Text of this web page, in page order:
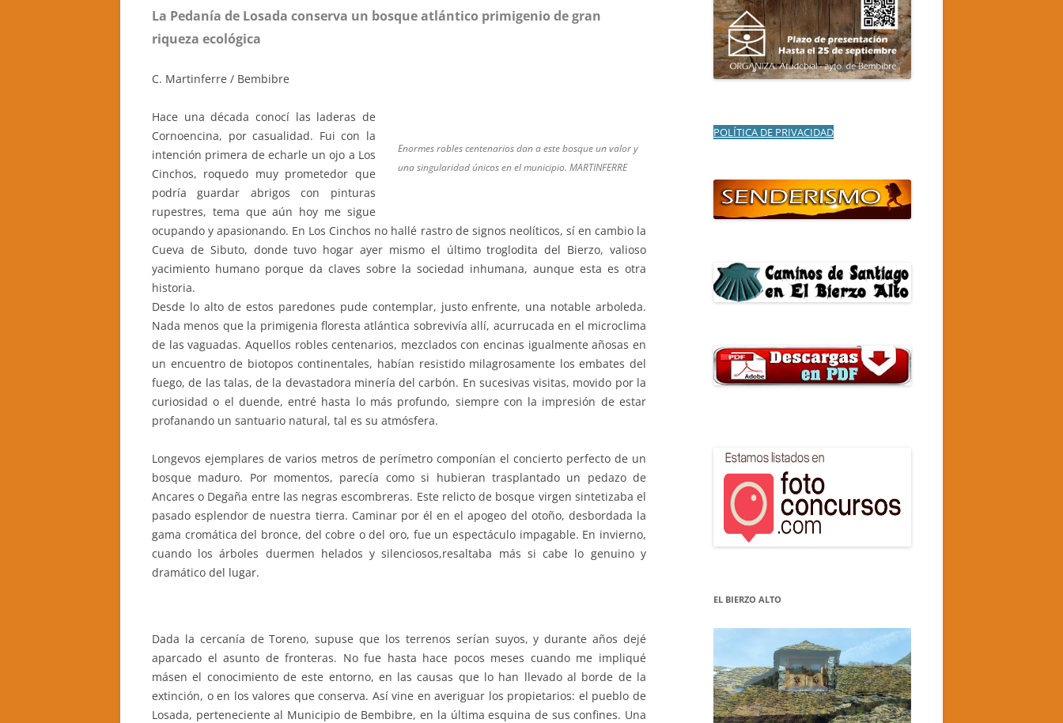
CASA RURAL LA CANDEA
HOTEL RURAL EL VERDENAL
CASA RURAL AURORA
La Pedanía de Losada conserva un bosque atlántico primigenio de gran
riqueza ecológica
C. Martinferre / Bembibre
Enormes robles centenarios dan a este bosque un valor y
una singularidad únicos en el municipio. MARTINFERRE
Hace una década conocí las laderas de
Cornoencina, por casualidad. Fui con la
intención primera de echarle un ojo a Los
Cinchos, roquedo muy prometedor que
podría guardar abrigos con pinturas
rupestres, tema que aún hoy me sigue
ocupando y apasionando. En Los Cinchos no hallé rastro de signos neolíticos, sí en cambio la
Cueva de Sibuto, donde tuvo hogar ayer mismo el último troglodita del Bierzo, valioso
yacimiento humano porque da claves sobre la sociedad inhumana, aunque esta es otra
historia.
Desde lo alto de estos paredones pude contemplar, justo enfrente, una notable arboleda.
Nada menos que la primigenia floresta atlántica sobrevivía allí, acurrucada en el microclima
de las vaguadas. Aquellos robles centenarios, mezclados con encinas igualmente añosas en
un encuentro de biotopos continentales, habían resistido milagrosamente los embates del
fuego, de las talas, de la devastadora minería del carbón. En sucesivas visitas, movido por la
curiosidad o el duende, entré hasta lo más profundo, siempre con la impresión de estar
profanando un santuario natural, tal es su atmósfera.
Longevos ejemplares de varios metros de perímetro componían el concierto perfecto de un
bosque maduro. Por momentos, parecía como si hubieran trasplantado un pedazo de
Ancares o Degaña entre las negras escombreras. Este relicto de bosque virgen sintetizaba el
pasado esplendor de nuestra tierra. Caminar por él en el apogeo del otoño, desbordada la
gama cromática del bronce, del cobre o del oro, fue un espectáculo impagable. En invierno,
cuando los árboles duermen helados y silenciosos,resaltaba más si cabe lo genuino y
dramático del lugar.
Dada la cercanía de Toreno, supuse que los terrenos serían suyos, y durante años dejé
aparcado el asunto de fronteras. No fue hasta hace pocos meses cuando me impliqué
másen el conocimiento de este entorno, en las causas que lo han llevado al borde de la
extinción, o en los valores que conserva. Así vine en averiguar los propietarios: el pueblo de
Losada, perteneciente al Municipio de Bembibre, en la última esquina de sus confines. Una
POLÍTICA DE PRIVACIDAD
EL BIERZO ALTO